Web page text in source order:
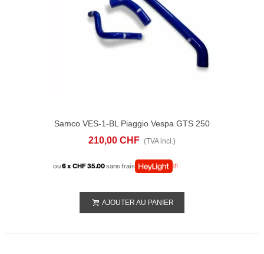
Samco VES-1-BL Piaggio Vespa GTS 250
(2008-12) RADIATOR HOSE KITS
210,00 CHF (TVA incl.)
ou6 x CHF 35.00sans frais
AJOUTER AU PANIER